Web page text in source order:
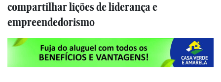
compartilhar lições de liderança e
empreendedorismo